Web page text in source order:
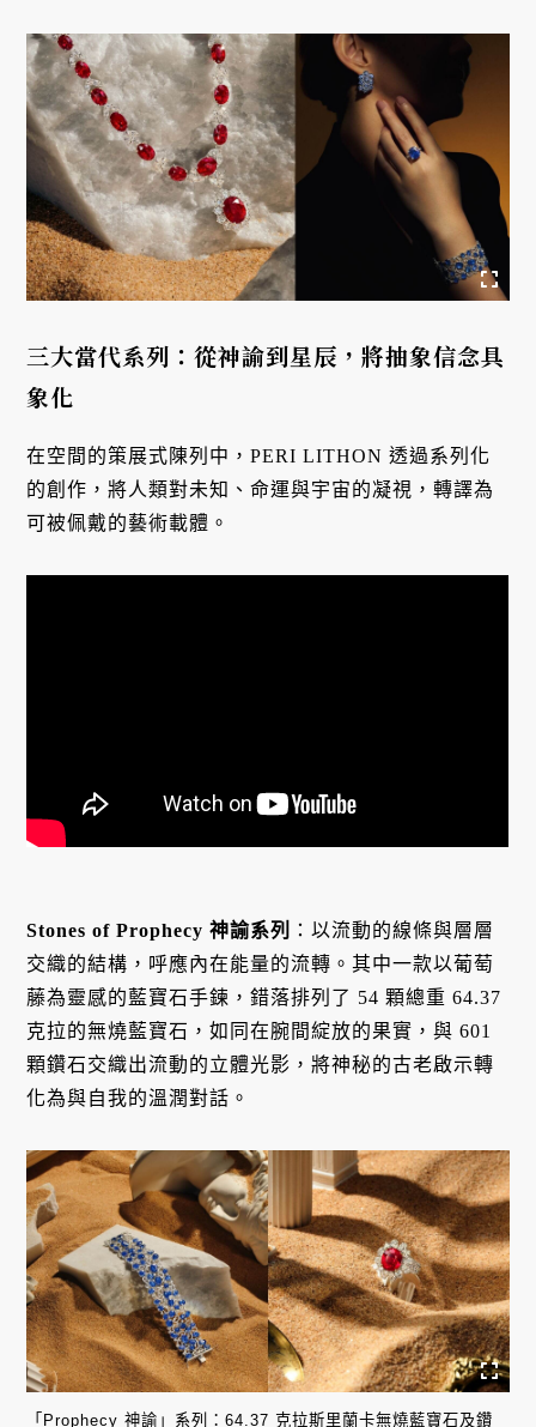
三大當代系列：從神諭到星辰，將抽象信念具
象化
在空間的策展式陳列中，PERI LITHON 透過系列化
的創作，將人類對未知、命運與宇宙的凝視，轉譯為
可被佩戴的藝術載體 。
Stones of Prophecy 神諭系列
：以流動的線條與層層
交織的結構，呼應內在能量的流轉 。其中一款以葡萄
藤為靈感的藍寶石手鍊，錯落排列了 54 顆總重 64.37
克拉的無燒藍寶石，如同在腕間綻放的果實，與 601
顆鑽石交織出流動的立體光影，將神秘的古老啟示轉
化為與自我的溫潤對話 。
「Prophecy 神諭」系列：64.37 克拉斯里蘭卡無燒藍寶石及鑽